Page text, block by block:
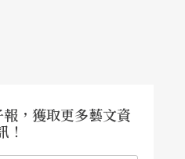
，獲取更多藝文資
！